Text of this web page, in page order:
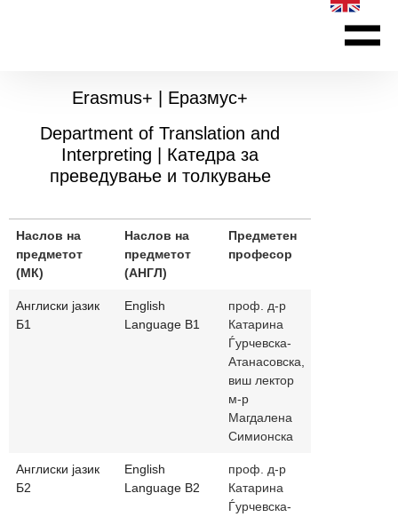
Erasmus+ | Еразмус+
Department of Translation and
Interpreting | Катедра за
преведување и толкување
Наслов на
предметот
(МК)
Наслов на
предметот
(АНГЛ)
Предметен
професор
Англиски јазик
Б1
English
Language B1
проф. д-р
Катарина
Ѓурчевска-
Атанасовска,
виш лектор
м-р
Магдалена
Симионска
Англиски јазик
Б2
English
Language B2
проф. д-р
Катарина
Ѓурчевска-